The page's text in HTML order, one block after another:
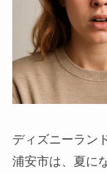
ディズニーラン
浦安市は、夏に